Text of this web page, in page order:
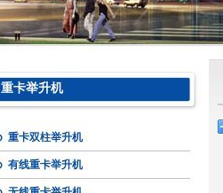
重卡举升机
重卡双柱举升机
有线重卡举升机